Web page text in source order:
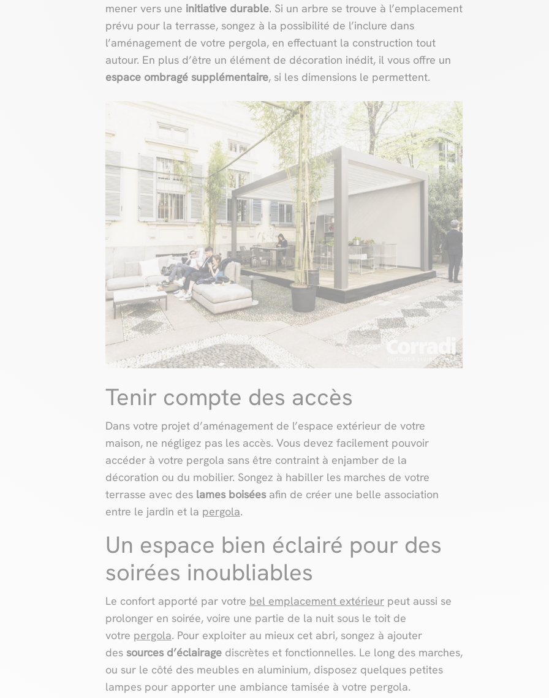
mener vers une initiative durable. Si un arbre se trouve à l’emplacement
prévu pour la terrasse, songez à la possibilité de l’inclure dans
l’aménagement de votre pergola, en effectuant la construction tout
autour. En plus d’être un élément de décoration inédit, il vous offre un
espace ombragé supplémentaire, si les dimensions le permettent.
Tenir compte des accès
Dans votre projet d’aménagement de l’espace extérieur de votre
maison, ne négligez pas les accès. Vous devez facilement pouvoir
accéder à votre pergola sans être contraint à enjamber de la
décoration ou du mobilier. Songez à habiller les marches de votre
terrasse avec des lames boiséesafin de créer une belle association
entre le jardin et la pergola.
Un espace bien éclairé pour des
soirées inoubliables
Le confort apporté par votre bel emplacement extérieur peut aussi se
prolonger en soirée, voire une partie de la nuit sous le toit de
votre pergola. Pour exploiter au mieux cet abri, songez à ajouter
des sources d’éclairage discrètes et fonctionnelles. Le long des marches,
ou sur le côté des meubles en aluminium, disposez quelques petites
lampes pour apporter une ambiance tamisée à votre pergola.